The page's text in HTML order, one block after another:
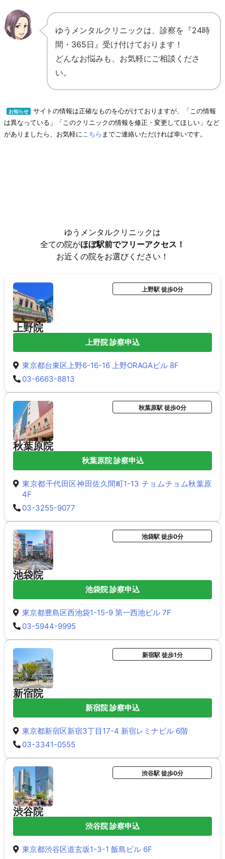
ゆうメンタルクリニックは、診察を『24時
間・365日』受け付けております！
どんなお悩みも、お気軽にご相談くださ
い。
お知らせ
サイトの情報は正確なものを心がけておりますが、「この情報
は異なっている」「このクリニックの情報を修正・変更してほしい」など
がありましたら、お気軽に こちら までご連絡いただければ幸いです。
ゆうメンタルクリニックは
全ての院がほぼ駅前でフリーアクセス！
お近くの院をお選びください！
上野院
上野駅 徒歩0分
上野院 診察申込
東京都台東区上野6-16-16 上野ORAGAビル 8F
03-6663-8813
秋葉原院
秋葉原駅 徒歩0分
秋葉原院 診察申込
東京都千代田区神田佐久間町1-13 チョムチョム秋葉原
4F
03-3255-9077
池袋院
池袋駅 徒歩0分
池袋院 診察申込
東京都豊島区西池袋1-15-9 第一西池ビル 7F
03-5944-9995
新宿院
新宿駅 徒歩1分
新宿院 診察申込
東京都新宿区新宿3丁目17-4 新宿レミナビル 6階
03-3341-0555
渋谷院
渋谷駅 徒歩0分
渋谷院 診察申込
東京都渋谷区道玄坂1-3-1 飯島ビル 6F